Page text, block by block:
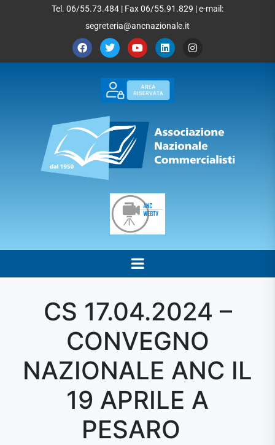
Tel. 06/55.73.484 | Fax 06/55.91.829 | e-mail:
segreteria@ancnazionale.it
CS 17.04.2024 –
CONVEGNO
NAZIONALE ANC IL
19 APRILE A
PESARO